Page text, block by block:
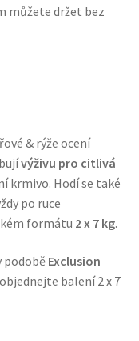
můžete držet bez
& rýže ocení
výživu pro citlivá
krmivo. Hodí se také
po ruce
formátu 2 x 7 kg.
podobě Exclusion
balení 2 x 7